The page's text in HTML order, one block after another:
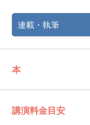
連載・執筆
本
講演料金目安